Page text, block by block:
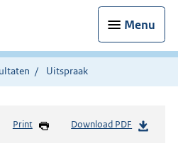
Menu
Uitspraak
Print Download PDF